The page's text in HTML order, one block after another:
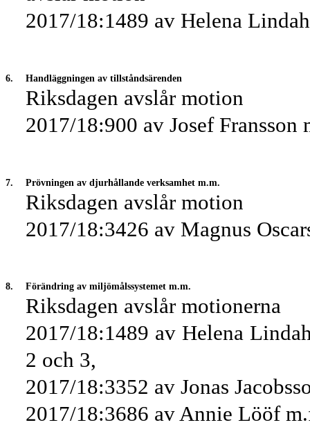
2017/18:1489 av Helena
6. Handläggningen av tillståndsärenden
Riksdagen avslår motion
2017/18:900 av Josef
7. Prövningen av djurhållande verksamhet m.m.
Riksdagen avslår motion
2017/18:3426 av Magnus
8. Förändring av miljömålssystemet m.m.
Riksdagen avslår motionerna
2017/18:1489 av Helena
2 och 3,
2017/18:3352 av Jonas
2017/18:3686 av Annie Lööf